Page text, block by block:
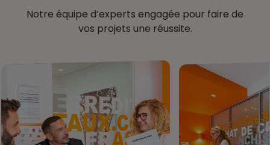
Notre équipe d’experts engagée pour faire de
vos projets une réussite.